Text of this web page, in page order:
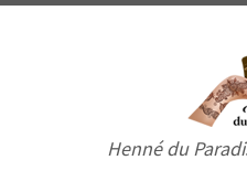
Henné du